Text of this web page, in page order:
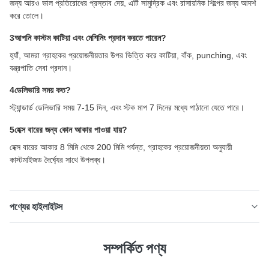
জন্য আরও ভাল প্রতিরোধের প্রস্তাব দেয়, এটি সামুদ্রিক এবং রাসায়নিক শিল্পের জন্য আদর্শ
করে তোলে।
3আপনি কাস্টম কাটিয়া এবং মেশিনিং প্রদান করতে পারেন?
হ্যাঁ, আমরা গ্রাহকের প্রয়োজনীয়তার উপর ভিত্তি করে কাটিয়া, বাঁক, punching, এবং
যন্ত্রপাতি সেবা প্রদান।
4ডেলিভারি সময় কত?
স্ট্যান্ডার্ড ডেলিভারি সময় 7-15 দিন, এবং স্টক মাপ 7 দিনের মধ্যে পাঠানো যেতে পারে।
5হেক্স বারের জন্য কোন আকার পাওয়া যায়?
হেক্স বারের আকার 8 মিমি থেকে 200 মিমি পর্যন্ত, গ্রাহকের প্রয়োজনীয়তা অনুযায়ী
কাস্টমাইজড দৈর্ঘ্যের সাথে উপলব্ধ।
পণ্যের হাইলাইটস
অংশ, ভালভ, fasteners, এবং রাসায়নিক প্রক্রিয়াকরণ সরঞ্জাম জন্য উচ্চ
সম্পর্কিত পণ্য